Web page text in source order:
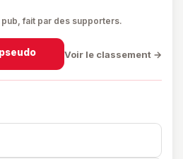
pub, fait par des supporters.
Voir le classement →